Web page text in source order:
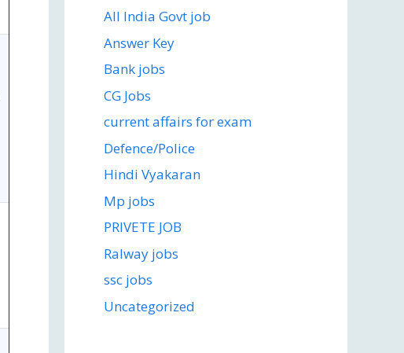
All India Govt job
Answer Key
Bank jobs
CG Jobs
current affairs for exam
Defence/Police
Hindi Vyakaran
Mp jobs
PRIVETE JOB
Ralway jobs
ssc jobs
Uncategorized